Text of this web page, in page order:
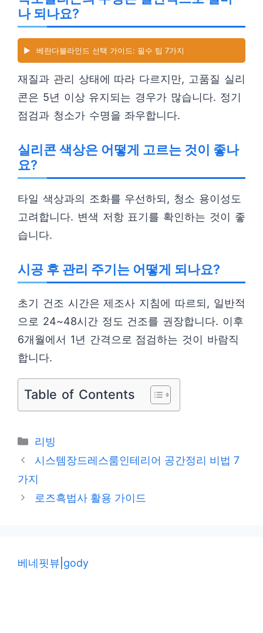
나 되나요?
▶️ 베란다블라인드 선택 가이드: 필수 팁 7가지
재질과 관리 상태에 따라 다르지만, 고품질 실리
콘은 5년 이상 유지되는 경우가 많습니다. 정기
점검과 청소가 수명을 좌우합니다.
실리콘 색상은 어떻게 고르는 것이 좋나
요?
타일 색상과의 조화를 우선하되, 청소 용이성도
고려합니다. 변색 저항 표기를 확인하는 것이 좋
습니다.
시공 후 관리 주기는 어떻게 되나요?
초기 건조 시간은 제조사 지침에 따르되, 일반적
으로 24~48시간 정도 건조를 권장합니다. 이후
6개월에서 1년 간격으로 점검하는 것이 바람직
합니다.
Table of Contents
카
테
리
리빙
시스템장드레스룸인테리어 공간정리 비법 7
가지
로즈흑법사 활용 가이드
베네핏뷰 gody